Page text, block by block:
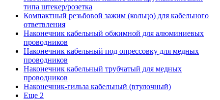
типа штекер/розетка
Компактный резьбовой зажим (кольцо) для кабельного
ответвления
Наконечник кабельный обжимной для алюминиевых
проводников
Наконечник кабельный под опрессовку для медных
проводников
Наконечник кабельный трубчатый для медных
проводников
Наконечник-гильза кабельный (втулочный)
Еще 2